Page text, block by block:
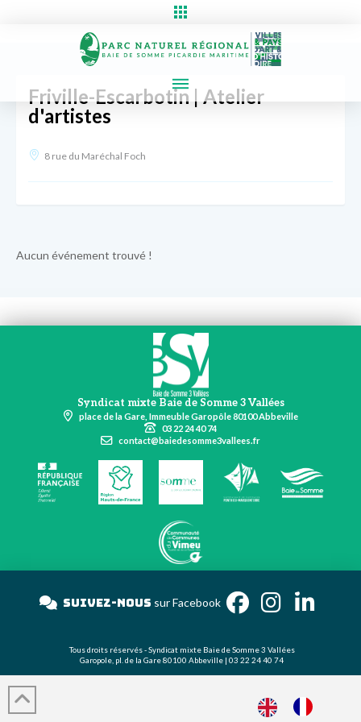
Friville-Escarbotin | Atelier
d'artistes
8 rue du Maréchal Foch
Aucun événement trouvé !
Syndicat mixte Baie de Somme 3 Vallées
place de la Gare, Immeuble Garopôle 80100 Abbeville
03 22 24 40 74
contact@baiedesomme3vallees.fr
Suivez-nous sur Facebook
Tous droits réservés - Syndicat mixte Baie de Somme 3 Vallées
Garopole, pl. de la Gare 80100 Abbeville | 03 22 24 40 74